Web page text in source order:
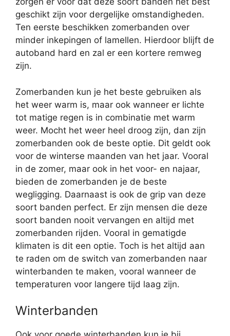
geschikt zijn voor dergelijke omstandigheden.
Ten eerste beschikken zomerbanden over
minder inkepingen of lamellen. Hierdoor blijft de
autoband hard en zal er een kortere remweg
zijn.
Zomerbanden kun je het beste gebruiken als
het weer warm is, maar ook wanneer er lichte
tot matige regen is in combinatie met warm
weer. Mocht het weer heel droog zijn, dan zijn
zomerbanden ook de beste optie. Dit geldt ook
voor de winterse maanden van het jaar. Vooral
in de zomer, maar ook in het voor- en najaar,
bieden de zomerbanden je de beste
wegligging. Daarnaast is ook de grip van deze
soort banden perfect. Er zijn mensen die deze
soort banden nooit vervangen en altijd met
zomerbanden rijden. Vooral in gematigde
klimaten is dit een optie. Toch is het altijd aan
te raden om de switch van zomerbanden naar
winterbanden te maken, vooral wanneer de
temperaturen voor langere tijd laag zijn.
Winterbanden